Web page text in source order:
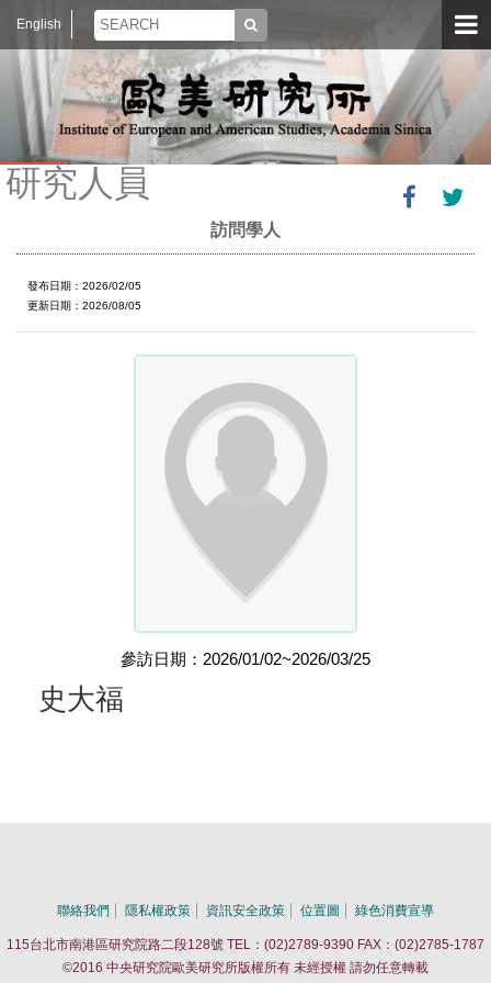
English
研究人員
訪問學人
發布日期：2026/02/05
更新日期：2026/08/05
參訪日期：2026/01/02~2026/03/25
史大福
聯絡我們 隱私權政策 資訊安全政策 位置圖 綠色消費宣導
115台北市南港區研究院路二段128號 TEL：(02)2789-9390 FAX：(02)2785-1787
©2016 中央研究院歐美研究所版權所有 未經授權 請勿任意轉載